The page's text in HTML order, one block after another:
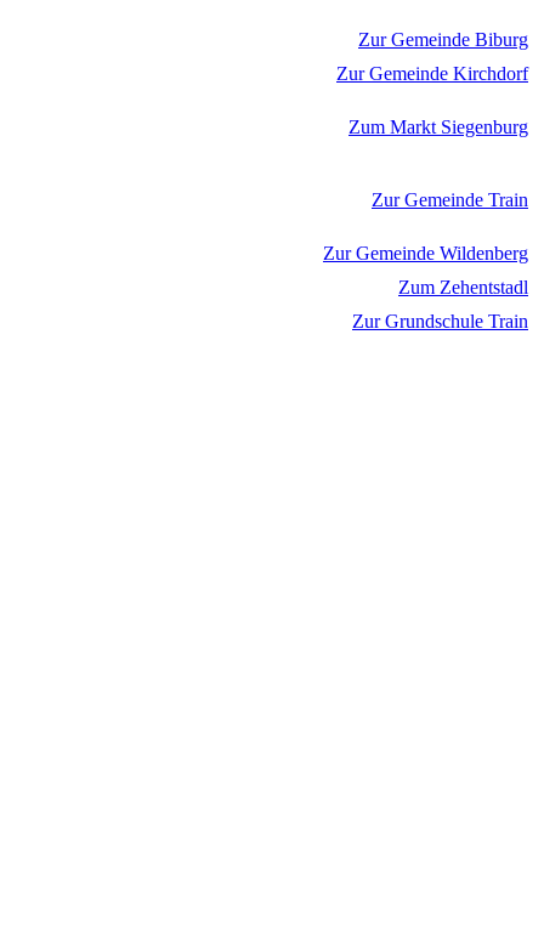
Zur Gemeinde Biburg
Zur Gemeinde Kirchdorf
Zum Markt Siegenburg
Zur Gemeinde Train
Zur Gemeinde Wildenberg
Zum Zehentstadl
Zur Grundschule Train